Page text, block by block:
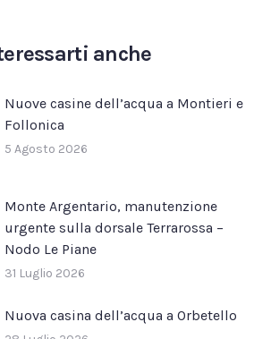
anche
Nuove casine dell’acqua a Montieri e
Follonica
5 Agosto 2026
Monte Argentario, manutenzione
urgente sulla dorsale Terrarossa –
Nodo Le Piane
31 Luglio 2026
Nuova casina dell’acqua a Orbetello